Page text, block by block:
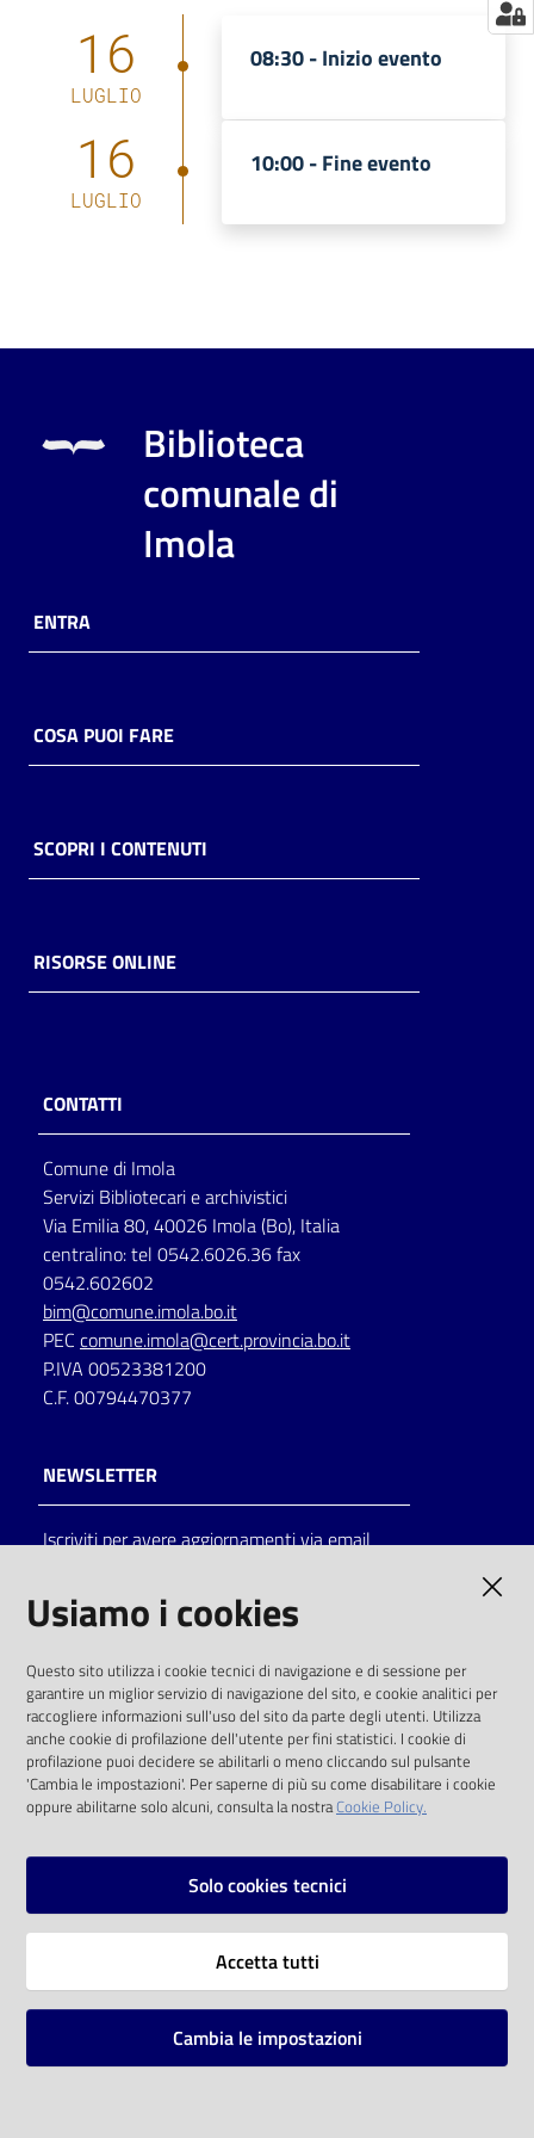
16
LUGLIO
08:30 -Inizio evento
16
LUGLIO
10:00 -Fine evento
Biblioteca
comunale di
Imola
ENTRA
COSA PUOI FARE
SCOPRI I CONTENUTI
RISORSE ONLINE
CONTATTI
Comune di Imola
Servizi Bibliotecari e archivistici
Via Emilia 80, 40026 Imola (Bo), Italia
centralino: tel 0542.6026.36 fax
0542.602602
bim@comune.imola.bo.it
PEC comune.imola@cert.provincia.bo.it
P.IVA 00523381200
C.F. 00794470377
NEWSLETTER
Iscriviti per avere aggiornamenti via email
solo alle condizioni previste dalla direttiva
comunitaria 2003/98/CE e dal d.lgs. 36/2006
SOCIAL
Instagram
Vai alla pagina
Mappa del sito
Usiamo i cookies
Questo sito utilizza i cookie tecnici di navigazione e di sessione per
garantire un miglior servizio di navigazione del sito, e cookie analitici per
raccogliere informazioni sull'uso del sito da parte degli utenti. Utilizza
anche cookie di profilazione dell'utente per fini statistici. I cookie di
profilazione puoi decidere se abilitarli o meno cliccando sul pulsante
'Cambia le impostazioni'. Per saperne di più su come disabilitare i cookie
oppure abilitarne solo alcuni, consulta la nostraCookie Policy.
Solo cookies tecnici
Accetta tutti
Cambia le impostazioni